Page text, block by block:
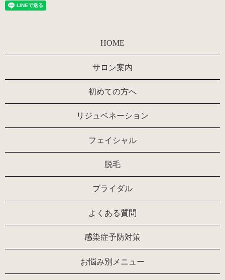
HOME
サロン案内
初めての方へ
リジュベネーション
フェイシャル
脱毛
ブライダル
よくある質問
感染症予防対策
お悩み別メニュー